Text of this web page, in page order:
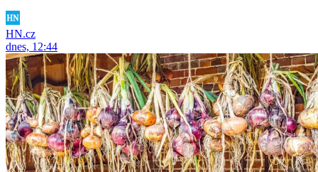
HN.cz
dnes, 12:44